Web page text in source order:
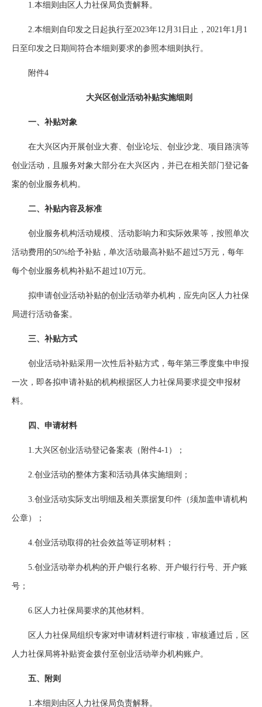
1.本细则由区人力社保局负责解释。
2.本细则自印发之日起执行至2023年12月31日止，2021年1月1
日至印发之日期间符合本细则要求的参照本细则执行。
附件4
大兴区创业活动补贴实施细则
一、补贴对象
在大兴区内开展创业大赛、创业论坛、创业沙龙、项目路演等
创业活动，且服务对象大部分在大兴区内，并已在相关部门登记备
案的创业服务机构。
二、补贴内容及标准
创业服务机构活动规模、活动影响力和实际效果等，按照单次
活动费用的50%给予补贴，单次活动最高补贴不超过5万元，每年
每个创业服务机构补贴不超过10万元。
拟申请创业活动补贴的创业活动举办机构，应先向区人力社保
局进行活动备案。
三、补贴方式
创业活动补贴采用一次性后补贴方式，每年第三季度集中申报
一次，即各拟申请补贴的机构根据区人力社保局要求提交申报材
料。
四、申请材料
1.大兴区创业活动登记备案表（附件4-1）；
2.创业活动的整体方案和活动具体实施细则；
3.创业活动实际支出明细及相关票据复印件（须加盖申请机构
公章）；
4.创业活动取得的社会效益等证明材料；
5.创业活动举办机构的开户银行名称、开户银行行号、开户账
号；
6.区人力社保局要求的其他材料。
区人力社保局组织专家对申请材料进行审核，审核通过后，区
人力社保局将补贴资金拨付至创业活动举办机构账户。
五、附则
1.本细则由区人力社保局负责解释。